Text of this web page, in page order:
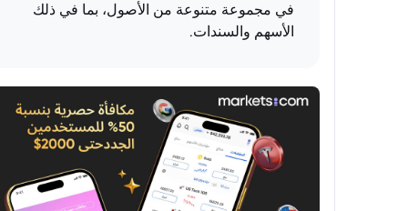
في مجموعة متنوعة من الأصول، بما في ذلك
الأسهم والسندات.